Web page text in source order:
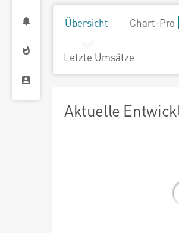
Übersicht Chart-Pro
Letzte Umsätze
Aktuelle